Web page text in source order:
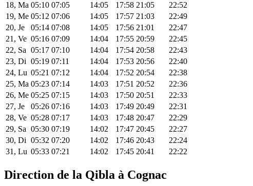
18, Ma 05:10 07:05 14:05 17:58 21:05
22:52
19, Me 05:12 07:06 14:05 17:57 21:03
22:49
20, Je
05:14 07:08 14:05 17:56 21:01
22:47
21, Ve 05:16 07:09 14:04 17:55 20:59
22:45
22, Sa 05:17 07:10 14:04 17:54 20:58
22:43
23, Di 05:19 07:11 14:04 17:53 20:56
22:40
24, Lu 05:21 07:12 14:04 17:52 20:54
22:38
25, Ma 05:23 07:14 14:03 17:51 20:52
22:36
26, Me 05:25 07:15 14:03 17:50 20:51
22:33
27, Je
05:26 07:16 14:03 17:49 20:49
22:31
28, Ve 05:28 07:17 14:03 17:48 20:47
22:29
29, Sa 05:30 07:19 14:02 17:47 20:45
22:27
30, Di 05:32 07:20 14:02 17:46 20:43
22:24
31, Lu 05:33 07:21 14:02 17:45 20:41 22:22
Direction de la Qibla à Cognac